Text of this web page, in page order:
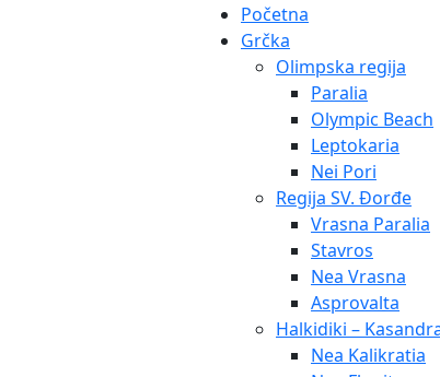
Početna
Grčka
Olimpska regija
Paralia
Olympic Beach
Leptokaria
Nei Pori
Regija SV. Đorđe
Vrasna Paralia
Stavros
Nea Vrasna
Asprovalta
Halkidiki –
Nea Kalikratia